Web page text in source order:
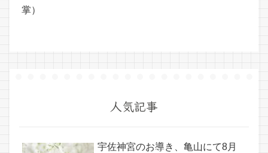
掌）
人気記事
宇佐神宮のお導き、亀山にて8月